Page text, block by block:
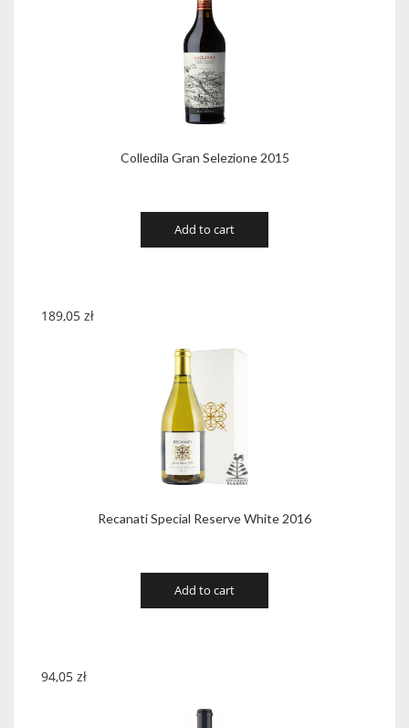
Colledila Gran Selezione 2015
Add to cart
Recanati Special Reserve White 2016
189,05 zł
Add to cart
94,05 zł